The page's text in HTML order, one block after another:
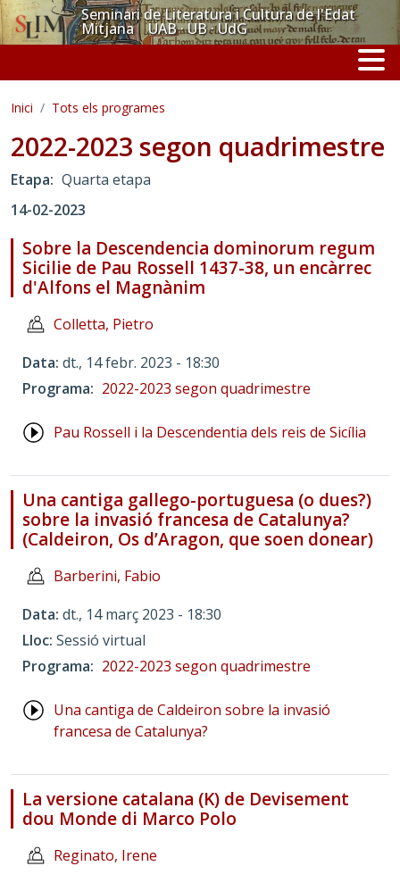
Vés al contingutSeminari de Literatura i Cultura de l'Edat
Mitjana UAB · UB · UdG
Inici Tots els programes
2022-2023 segon quadrimestre
Etapa
Quarta etapa
14-02-2023
Sobre la Descendencia dominorum regum
Sicilie de Pau Rossell 1437-38, un encàrrec
d'Alfons el Magnànim
Colletta, Pietro
Data dt., 14 febr. 2023 - 18:30
Programa
2022-2023 segon quadrimestre
Pau Rossell i la Descendentia dels reis de Sicília
Una cantiga gallego-portuguesa (o dues?)
sobre la invasió francesa de Catalunya?
(Caldeiron, Os d’Aragon, que soen donear)
Barberini, Fabio
Data dt., 14 març 2023 - 18:30
Lloc Sessió virtual
Programa
2022-2023 segon quadrimestre
Una cantiga de Caldeiron sobre la invasió
francesa de Catalunya?
La versione catalana (K) de Devisement
dou Monde di Marco Polo
Reginato, Irene